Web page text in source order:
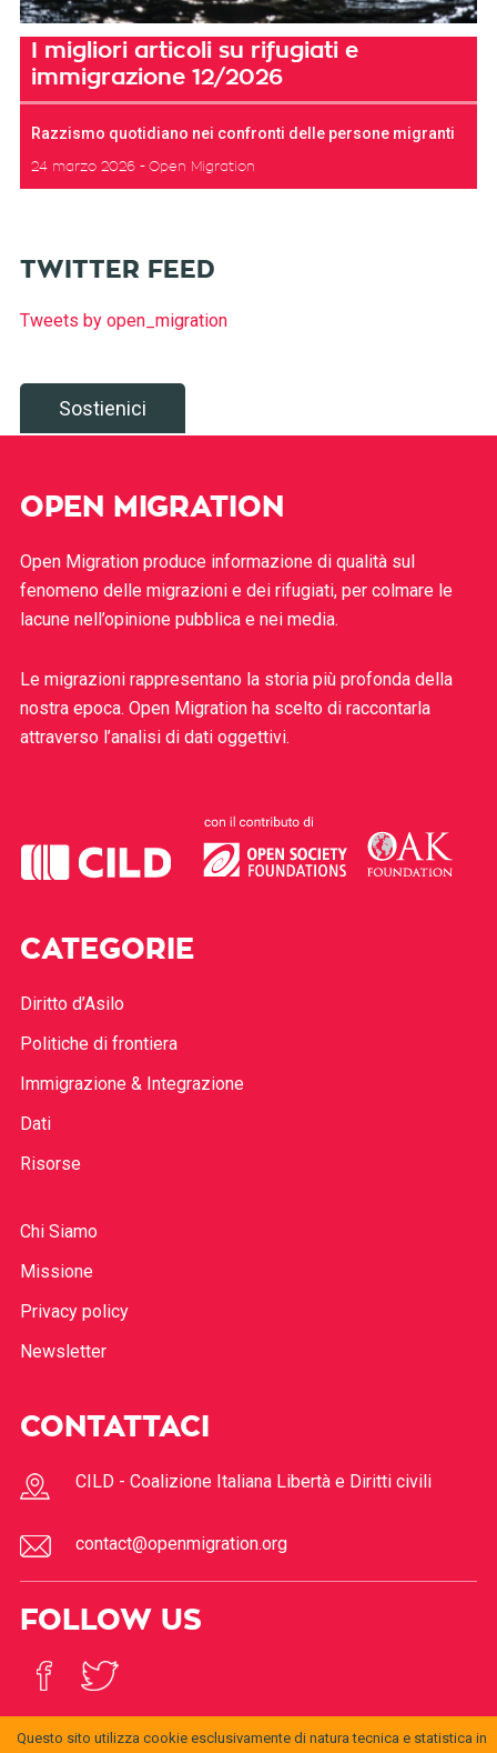
I migliori articoli su rifugiati e
immigrazione 12/2026
Razzismo quotidiano nei confronti delle persone migranti
24 marzo 2026 Open Migration
TWITTER FEED
Tweets by open_migration
Sostienici
OPEN MIGRATION
Open Migration produce informazione di qualità sul
fenomeno delle migrazioni e dei rifugiati, per colmare le
lacune nell’opinione pubblica e nei media.
Le migrazioni rappresentano la storia più profonda della
nostra epoca. Open Migration ha scelto di raccontarla
attraverso l’analisi di dati oggettivi.
CATEGORIE
Diritto d’Asilo
Politiche di frontiera
Immigrazione & Integrazione
Dati
Risorse
Chi Siamo
Missione
Privacy policy
Newsletter
CONTATTACI
CILD - Coalizione Italiana Libertà e Diritti civili
contact@openmigration.org
FOLLOW US
Questo sito utilizza cookie esclusivamente di natura tecnica e statistica in